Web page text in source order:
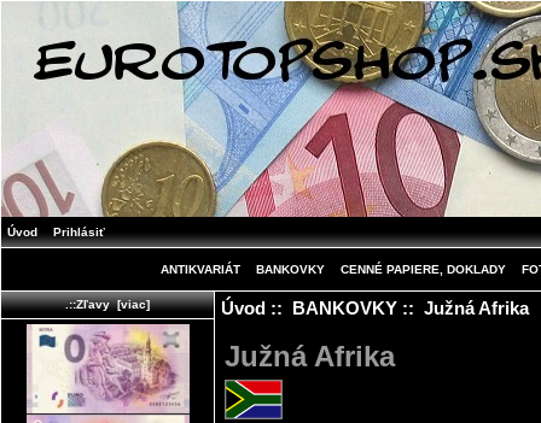
Úvod Prihlásiť
ANTIKVARIÁT BANKOVKY CENNÉ PAPIERE, DOKLADY
.::Zľavy [viac] Úvod:: BANKOVKY:: Južná Afrika
Južná Afrika